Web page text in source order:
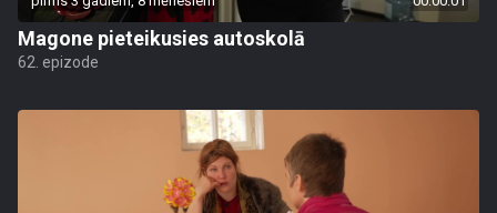
Magone pieteikusies autoskolā
62. epizode